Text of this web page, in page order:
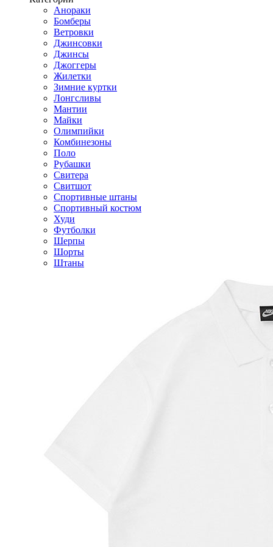
Анораки
Бомберы
Ветровки
Джинсовки
Джинсы
Джоггеры
Жилетки
Зимние куртки
Лонгсливы
Мантии
Майки
Олимпийки
Комбинезоны
Поло
Рубашки
Свитера
Свитшот
Спортивные штаны
Спортивный костюм
Худи
Футболки
Шерпы
Шорты
Штаны